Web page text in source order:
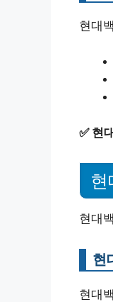
현대
✅ 현
현
현대
현
현대